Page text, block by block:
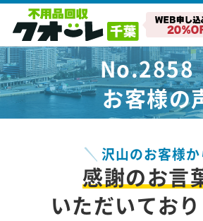
No.2858
お客様の
沢山のお客様か
感謝のお言
いただいており